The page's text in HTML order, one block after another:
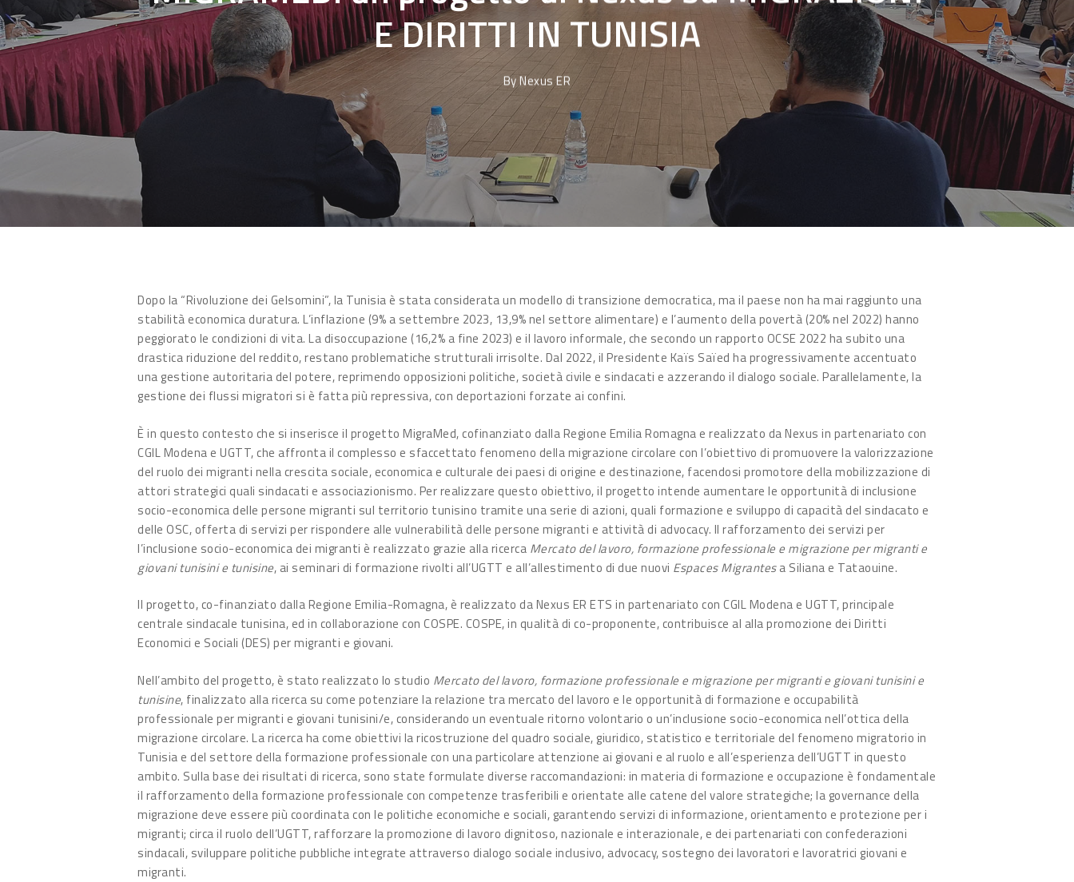
Hit enter to search or ESC to close
E DIRITTI IN TUNISIA
ByNexus ER
Dopo la “Rivoluzione dei Gelsomini”, la Tunisia è stata considerata un modello di transizione democratica, ma il paese non ha mai raggiunto una
stabilità economica duratura. L’inflazione (9% a settembre 2023, 13,9% nel settore alimentare) e l’aumento della povertà (20% nel 2022) hanno
peggiorato le condizioni di vita. La disoccupazione (16,2% a fine 2023) e il lavoro informale, che secondo un rapporto OCSE 2022 ha subito una
drastica riduzione del reddito, restano problematiche strutturali irrisolte. Dal 2022, il Presidente Kaïs Saïed ha progressivamente accentuato
una gestione autoritaria del potere, reprimendo opposizioni politiche, società civile e sindacati e azzerando il dialogo sociale. Parallelamente, la
gestione dei flussi migratori si è fatta più repressiva, con deportazioni forzate ai confini.
È in questo contesto che si inserisce il progetto MigraMed, cofinanziato dalla Regione Emilia Romagna e realizzato da Nexus in partenariato con
CGIL Modena e UGTT, che affronta il complesso e sfaccettato fenomeno della migrazione circolare con l’obiettivo di promuovere la valorizzazione
del ruolo dei migranti nella crescita sociale, economica e culturale dei paesi di origine e destinazione, facendosi promotore della mobilizzazione di
attori strategici quali sindacati e associazionismo. Per realizzare questo obiettivo, il progetto intende aumentare le opportunità di inclusione
socio-economica delle persone migranti sul territorio tunisino tramite una serie di azioni, quali formazione e sviluppo di capacità del sindacato e
delle OSC, offerta di servizi per rispondere alle vulnerabilità delle persone migranti e attività di advocacy. Il rafforzamento dei servizi per
l’inclusione socio-economica dei migranti è realizzato grazie alla ricerca Mercato del lavoro, formazione professionale e migrazione per migranti e
giovani tunisini e tunisine, ai seminari di formazione rivolti all’UGTT e all’allestimento di due nuovi Espaces Migrantesa Siliana e Tataouine.
Il progetto, co-finanziato dalla Regione Emilia-Romagna, è realizzato da Nexus ER ETS in partenariato con CGIL Modena e UGTT, principale
centrale sindacale tunisina, ed in collaborazione con COSPE. COSPE, in qualità di co-proponente, contribuisce al alla promozione dei Diritti
Economici e Sociali (DES) per migranti e giovani.
Nell’ambito del progetto, è stato realizzato lo studio Mercato del lavoro, formazione professionale e migrazione per migranti e giovani tunisini e
tunisine, finalizzato alla ricerca su come potenziare la relazione tra mercato del lavoro e le opportunità di formazione e occupabilità
professionale per migranti e giovani tunisini/e, considerando un eventuale ritorno volontario o un’inclusione socio-economica nell’ottica della
migrazione circolare. La ricerca ha come obiettivi la ricostruzione del quadro sociale, giuridico, statistico e territoriale del fenomeno migratorio in
Tunisia e del settore della formazione professionale con una particolare attenzione ai giovani e al ruolo e all’esperienza dell’UGTT in questo
ambito. Sulla base dei risultati di ricerca, sono state formulate diverse raccomandazioni: in materia di formazione e occupazione è fondamentale
il rafforzamento della formazione professionale con competenze trasferibili e orientate alle catene del valore strategiche; la governance della
migrazione deve essere più coordinata con le politiche economiche e sociali, garantendo servizi di informazione, orientamento e protezione per i
migranti; circa il ruolo dell’UGTT, rafforzare la promozione di lavoro dignitoso, nazionale e interazionale, e dei partenariati con confederazioni
sindacali, sviluppare politiche pubbliche integrate attraverso dialogo sociale inclusivo, advocacy, sostegno dei lavoratori e lavoratrici giovani e
migranti.